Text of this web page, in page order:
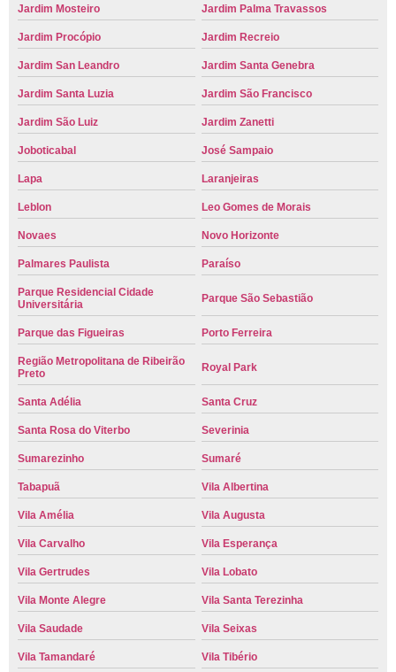
Jardim Mosteiro Jardim Palma Travassos
Jardim Procópio Jardim Recreio
Jardim San Leandro Jardim Santa Genebra
Jardim Santa Luzia Jardim São Francisco
Jardim São Luiz Jardim Zanetti
Joboticabal José Sampaio
Lapa Laranjeiras
Leblon Leo Gomes de Morais
Novaes Novo Horizonte
Palmares Paulista Paraíso
Parque Residencial Cidade
Universitária
Parque São Sebastião
Parque das Figueiras Porto Ferreira
Região Metropolitana de Ribeirão
Preto
Royal Park
Santa Adélia Santa Cruz
Santa Rosa do Viterbo Severinia
Sumarezinho Sumaré
Tabapuã Vila Albertina
Vila Amélia Vila Augusta
Vila Carvalho Vila Esperança
Vila Gertrudes Vila Lobato
Vila Monte Alegre Vila Santa Terezinha
Vila Saudade Vila Seixas
Vila Tamandaré
Vila Tibério